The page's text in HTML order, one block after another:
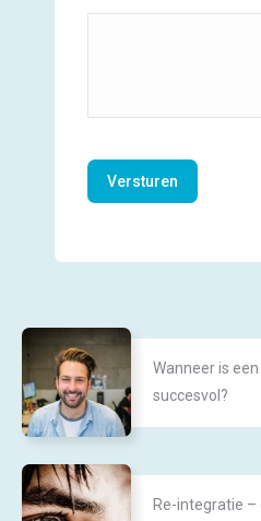
Wanneer is
succesvol?
Re-integratie –